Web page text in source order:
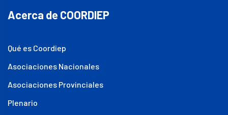
Acerca de COORDIEP
Qué es Coordiep
Asociaciones Nacionales
Asociaciones Provinciales
Plenario